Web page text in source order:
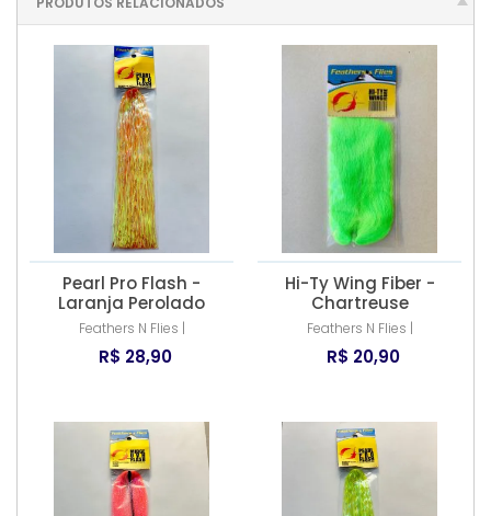
Pearl Pro Flash -
Laranja Perolado
Feathers N Flies |
R$ 28,90
Hi-Ty Wing Fiber -
Chartreuse
Feathers N Flies |
R$ 20,90